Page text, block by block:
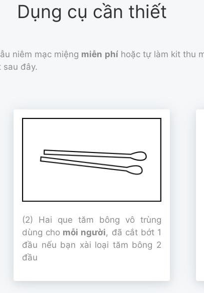
Dụng cụ cần thiết
niêm mạc miệng miễn phíhoặc tự làm kit thu
sau đây.
(2) Hai que tăm bông vô trùng
dùng cho mỗi người, đã cắt bớt 1
đầu nếu bạn xài loại tăm bông 2
đầu